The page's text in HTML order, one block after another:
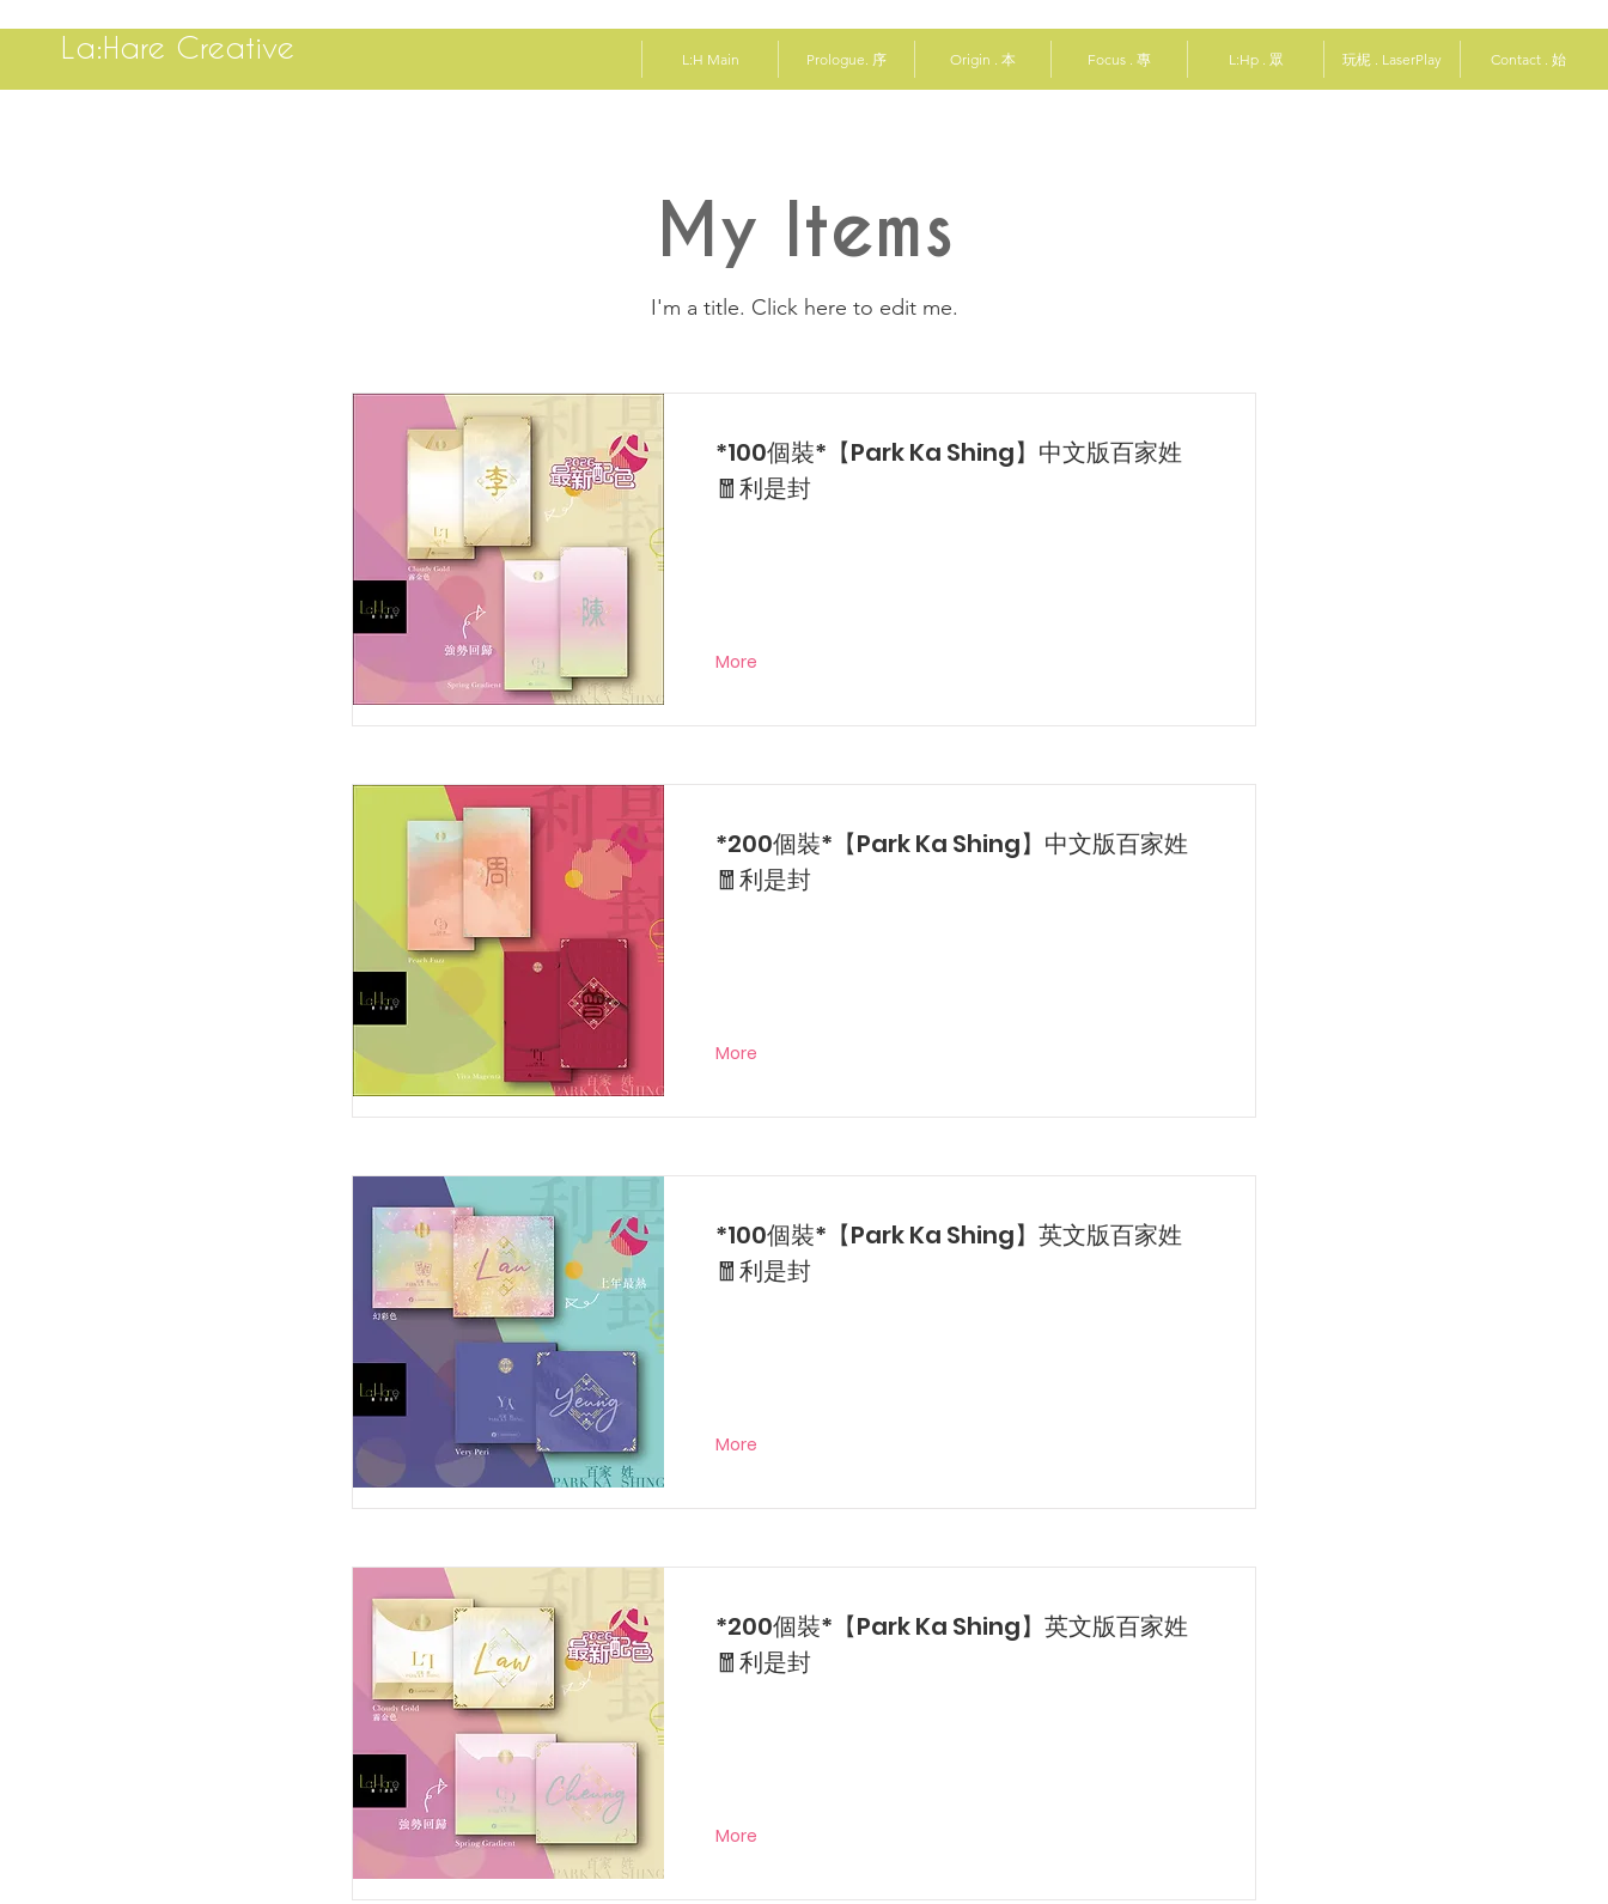
La:Hare Creative L:H Main Prologue. 序 Origin . 本 Focus . 專 L:Hp . 眾 玩柅 . LaserPlay Contact . 始
My Items
I'm a title. ​Click here to edit me.
*100個裝*【Park Ka Shing】中文版百家姓
🧧利是封
More
*200個裝*【Park Ka Shing】中文版百家姓
🧧利是封
More
*100個裝*【Park Ka Shing】英文版百家姓
🧧利是封
More
*200個裝*【Park Ka Shing】英文版百家姓
🧧利是封
More